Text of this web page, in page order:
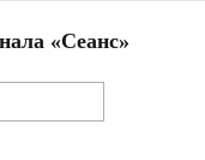
«Сеанс»